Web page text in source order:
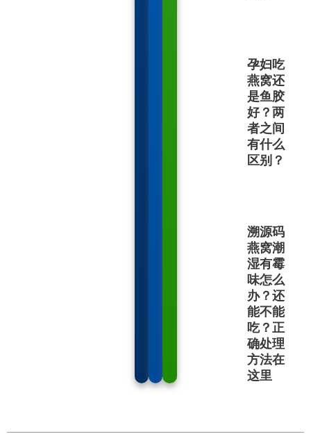
孕妇吃
燕窝还
是鱼胶
好？两
者之间
有什么
区别？
溯源码
燕窝潮
湿有霉
味怎么
办？还
能不能
吃？正
确处理
方法在
这里